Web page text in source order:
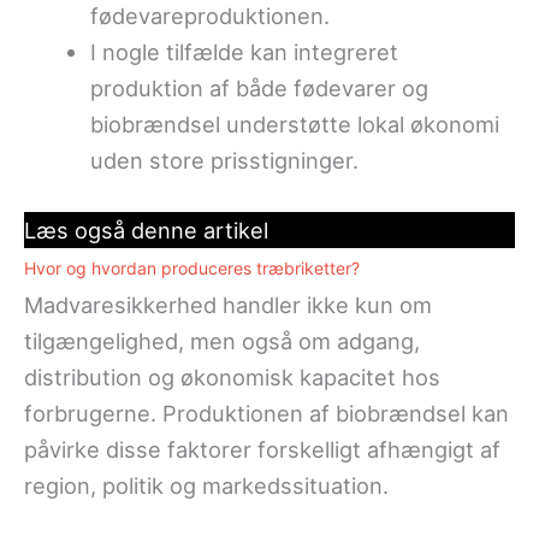
fødevareproduktionen.
I nogle tilfælde kan integreret
produktion af både fødevarer og
biobrændsel understøtte lokal økonomi
uden store prisstigninger.
Læs også denne artikel
Hvor og hvordan produceres træbriketter?
Madvaresikkerhed handler ikke kun om
tilgængelighed, men også om adgang,
distribution og økonomisk kapacitet hos
forbrugerne. Produktionen af biobrændsel kan
påvirke disse faktorer forskelligt afhængigt af
region, politik og markedssituation.